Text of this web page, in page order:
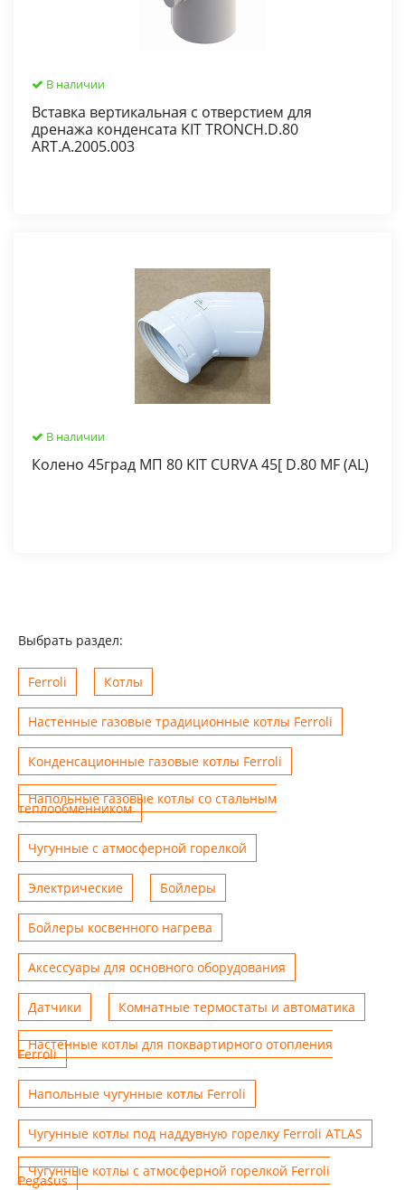
В наличии
Вставка вертикальная с отверстием для
дренажа конденсата KIT TRONCH.D.80
ART.A.2005.003
В наличии
Колено 45град МП 80 KIT CURVA 45[ D.80 MF (AL)
Выбрать раздел:
Ferroli Котлы
Настенные газовые традиционные котлы Ferroli
Конденсационные газовые котлы Ferroli
Напольные газовые котлы со стальным
теплообменником
Чугунные с атмосферной горелкой
Электрические Бойлеры
Бойлеры косвенного нагрева
Аксессуары для основного оборудования
Датчики Комнатные термостаты и автоматика
Настенные котлы для поквартирного отопления
Ferroli
Напольные чугунные котлы Ferroli
Чугунные котлы под наддувную горелку Ferroli ATLAS
Чугунные котлы с атмосферной горелкой Ferroli
Pegasus